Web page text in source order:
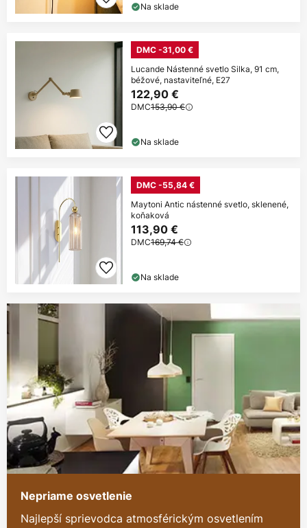
Na sklade
DMC -31,00 €
Lucande Nástenné svetlo Silka, 91 cm,
béžové, nastaviteľné, E27
122,90 €
DMC153,90 €
Na sklade
DMC -55,84 €
Maytoni Antic nástenné svetlo, sklenené,
koňaková
113,90 €
DMC169,74 €
Na sklade
Nepriame osvetlenie
Najlepší sprievodca atmosférickým osvetlením